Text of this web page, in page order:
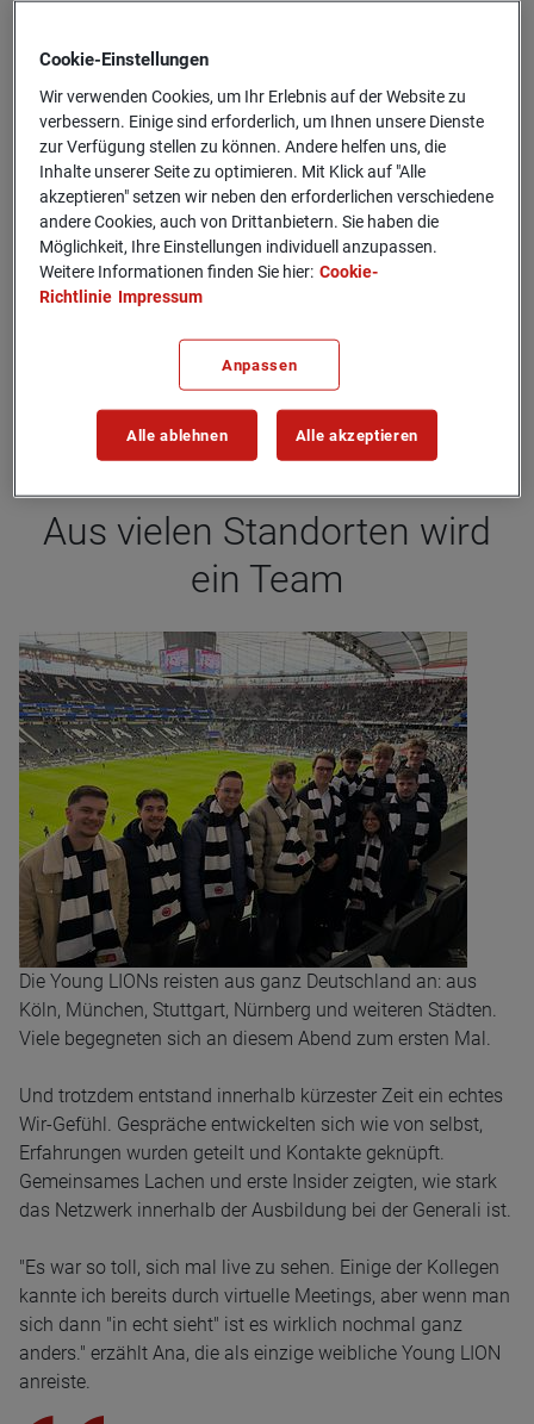
Genau das haben zehn Auszubildende und dual
Studierende der Generali erlebt, beim Bundesliga-Spiel von
Eintracht Frankfurt gegen den 1. FC Heidenheim. Was
zunächst wie ein exklusives Event wirkte, entwickelte sich
schnell zu einem Erlebnis, das weit über Fußball
hinausging.
Denn an diesem Abend ging es nicht nur um Tore, Tabellen
um Begegnungen, neue Verbindungen und Chancen. Und
darüber, wie sich Ausbildung anfühlen kann.
Aus vie­len Stand­orten wird
ein Team
Die Young LIONs reisten aus ganz Deutschland an: aus
Köln, München, Stuttgart, Nürnberg und weiteren Städten.
Viele begegneten sich an diesem Abend zum ersten Mal.
Und trotzdem entstand innerhalb kürzester Zeit ein echtes
Wir-Gefühl. Gespräche entwickelten sich wie von selbst,
Erfahrungen wurden geteilt und Kontakte geknüpft.
Gemeinsames Lachen und erste Insider zeigten, wie stark
das Netzwerk innerhalb der Ausbildung bei der Generali ist.
"Es war so toll, sich mal live zu sehen. Einige der Kollegen
kannte ich bereits durch virtuelle Meetings, aber wenn man
sich dann "in echt sieht" ist es wirklich nochmal ganz
anders." erzählt Ana, die als einzige weibliche Young LION
anreiste.
Cookie-­Einstellungen
Wir verwenden Cookies, um Ihr Erlebnis auf der Website zu
verbessern. Einige sind erforderlich, um Ihnen unsere Dienste
zur Verfügung stellen zu können. Andere helfen uns, die
Inhalte unserer Seite zu optimieren. Mit Klick auf "Alle
akzeptieren" setzen wir neben den erforderlichen verschiedene
andere Cookies, auch von Drittanbietern. Sie haben die
Möglichkeit, Ihre Einstellungen individuell anzupassen.
Weitere Informationen finden Sie hier: Cookie-
Richtlinie Impressum
Anpassen
Alle ablehnen Alle akzeptieren